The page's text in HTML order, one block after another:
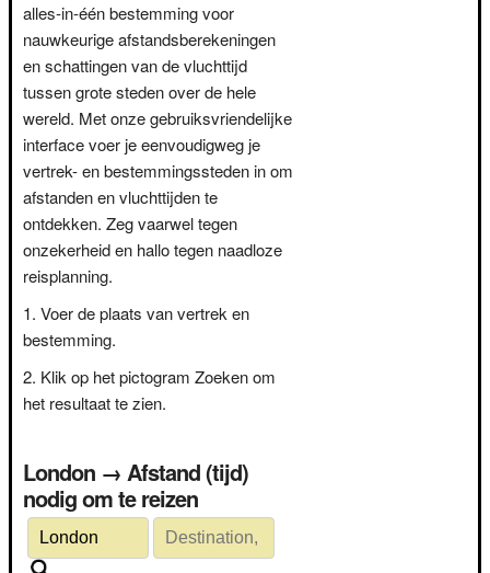
alles-in-één bestemming voor
nauwkeurige afstandsberekeningen
en schattingen van de vluchttijd
tussen grote steden over de hele
wereld. Met onze gebruiksvriendelijke
interface voer je eenvoudigweg je
vertrek- en bestemmingssteden in om
afstanden en vluchttijden te
ontdekken. Zeg vaarwel tegen
onzekerheid en hallo tegen naadloze
reisplanning.
Voer de plaats van vertrek en
bestemming.
Klik op het pictogram Zoeken om
het resultaat te zien.
London → Afstand (tijd)
nodig om te reizen